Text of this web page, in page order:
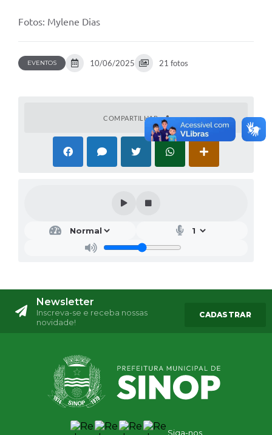
Fotos: Mylene Dias
EVENTOS 10/06/2025 21 fotos
COMPARTILHAR
Newsletter
Inscreva-se e receba nossas
novidade!
CADASTRAR
Siga-nos